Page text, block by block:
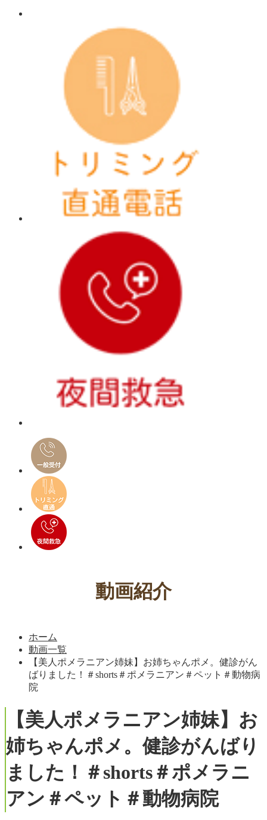
動画紹介
ホーム
動画一覧
【美人ポメラニアン姉妹】お姉ちゃんポメ。健診がん
ばりました！＃shorts＃ポメラニアン＃ペット＃動物病
院
【美人ポメラニアン姉妹】お
姉ちゃんポメ。健診がんばり
ました！＃shorts＃ポメラニ
アン＃ペット＃動物病院